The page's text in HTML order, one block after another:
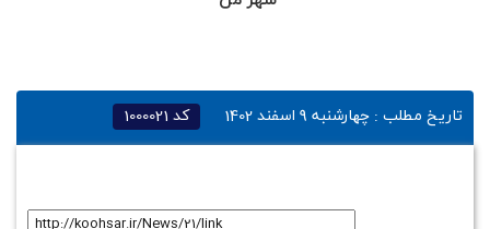
تاریخ مطلب : چهارشنبه 9 اسفند 1402 کد 1000021